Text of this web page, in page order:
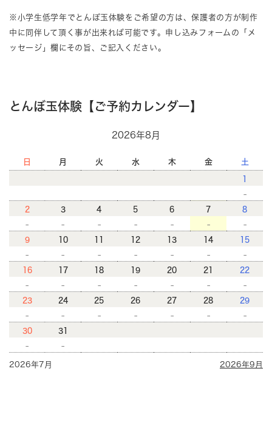
※小学生低学年でとんぼ玉体験をご希望の方は、保護者の方が制作
中に同伴して頂く事が出来れば可能です。申し込みフォームの「メ
ッセージ」欄にその旨、ご記入ください。
とんぼ玉体験【ご予約カレンダー】
2026年8月
日 月 火 水 木 金 土
1
-
2
-
3
-
4
-
5
-
6
-
7
-
8
-
9
-
10
-
11
-
12
-
13
-
14
-
15
-
16
-
17
-
18
-
19
-
20
-
21
-
22
-
23
-
24
-
25
-
26
-
27
-
28
-
29
-
30
-
31
-
2026年7月 2026年9月